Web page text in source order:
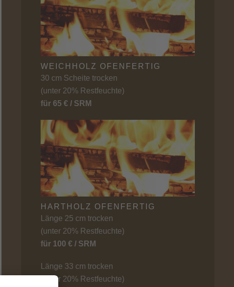
WEICHHOLZ OFENFERTIG
30 cm Scheite trocken
(unter 20% Restfeuchte)
für 65 € / SRM
HARTHOLZ OFENFERTIG
Länge 25 cm trocken
(unter 20% Restfeuchte)
für 100 € / SRM
Länge 33 cm trocken
(unter 20% Restfeuchte)